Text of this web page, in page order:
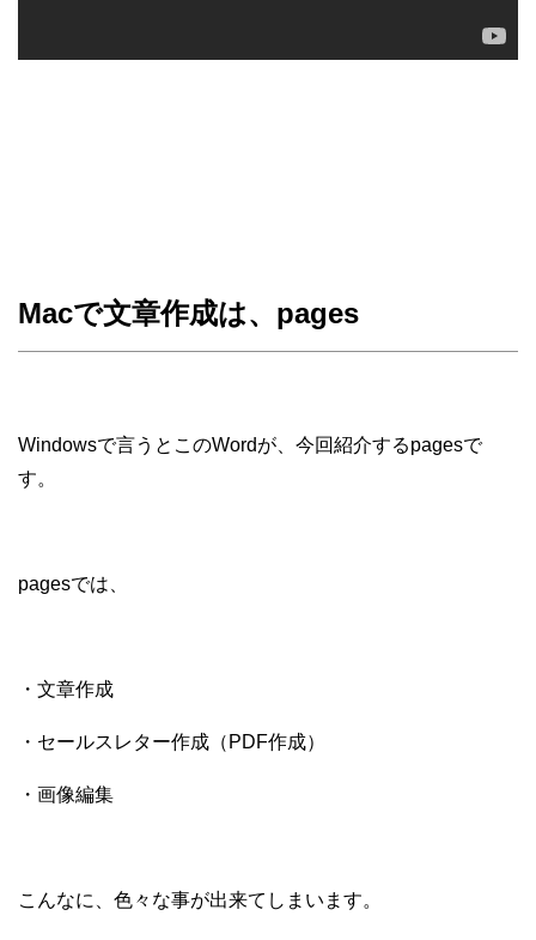
Macで文章作成は、pages
Windowsで言うとこのWordが、今回紹介するpagesで
す。
pagesでは、
・文章作成
・セールスレター作成（PDF作成）
・画像編集
こんなに、色々な事が出来てしまいます。